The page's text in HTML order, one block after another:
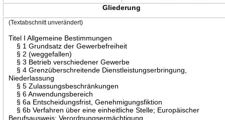
Gliederung
(Textabschnitt unverändert)
Titel I Allgemeine Bestimmungen
§ 1 Grundsatz der Gewerbefreiheit
§ 2 (weggefallen)
§ 3 Betrieb verschiedener Gewerbe
§ 4 Grenzüberschreitende Dienstleistungserbringung,
Niederlassung
§ 5 Zulassungsbeschränkungen
§ 6 Anwendungsbereich
§ 6a Entscheidungsfrist, Genehmigungsfiktion
§ 6b Verfahren über eine einheitliche Stelle; Europäischer
Berufsausweis; Verordnungsermächtigung